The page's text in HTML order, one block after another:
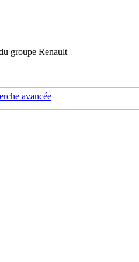
groupe Renault
avancée